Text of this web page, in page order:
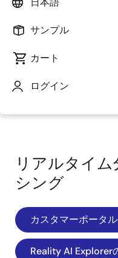
サンプル
カート
ログイン
ページセクションへ
リアルタイ
シング
カスタマーポータ
Reality AI Explorer